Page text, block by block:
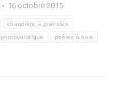
16 octobre 2015
chaudière à granulés
photovoltaïque poêles à bois